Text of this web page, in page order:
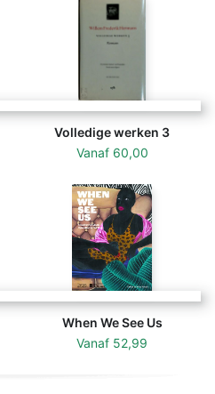
Volledige werken 3
Vanaf 60,00
When We See Us
Vanaf 52,99